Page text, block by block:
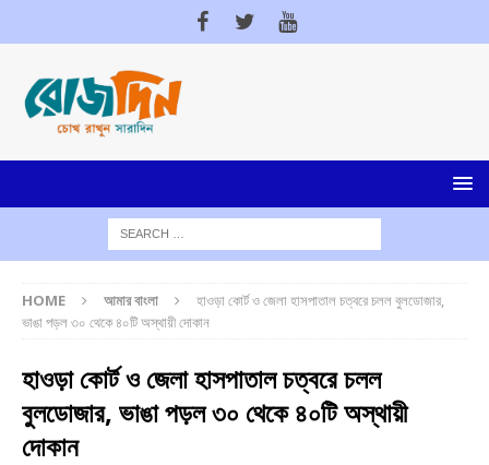
HOME আমার বাংলা
হাওড়া কোর্ট ও জেলা হাসপাতাল চত্বরে চলল বুলডোজার,
ভাঙা পড়ল ৩০ থেকে ৪০টি অস্থায়ী দোকান
হাওড়া কোর্ট ও জেলা হাসপাতাল চত্বরে চলল
বুলডোজার, ভাঙা পড়ল ৩০ থেকে ৪০টি অস্থায়ী
দোকান